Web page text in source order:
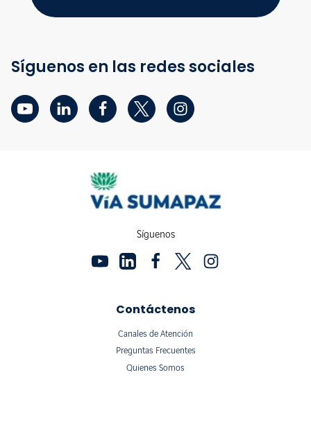
Síguenos en las redes sociales
Síguenos
Contáctenos
Canales de Atención
Preguntas Frecuentes
Quienes Somos